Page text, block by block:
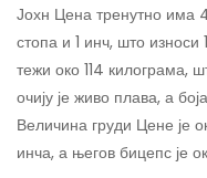
Јохн Цена тренутно има
стопа и 1 инч, што
тежи око 114 килограма,
очију је живо плава, а
Величина груди Цене је
инча, а његов бицепс је